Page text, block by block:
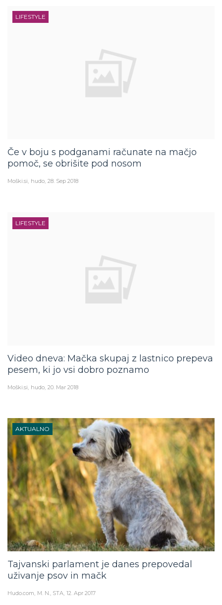
LIFESTYLE
Če v boju s podganami računate na mačjo
pomoč, se obrišite pod nosom
Moški.si hudo 28. Sep 2018
LIFESTYLE
Video dneva: Mačka skupaj z lastnico prepeva
pesem, ki jo vsi dobro poznamo
Moški.si hudo 20. Mar 2018
AKTUALNO
Tajvanski parlament je danes prepovedal
uživanje psov in mačk
Hudo.com M. N., STA 12. Apr 2017